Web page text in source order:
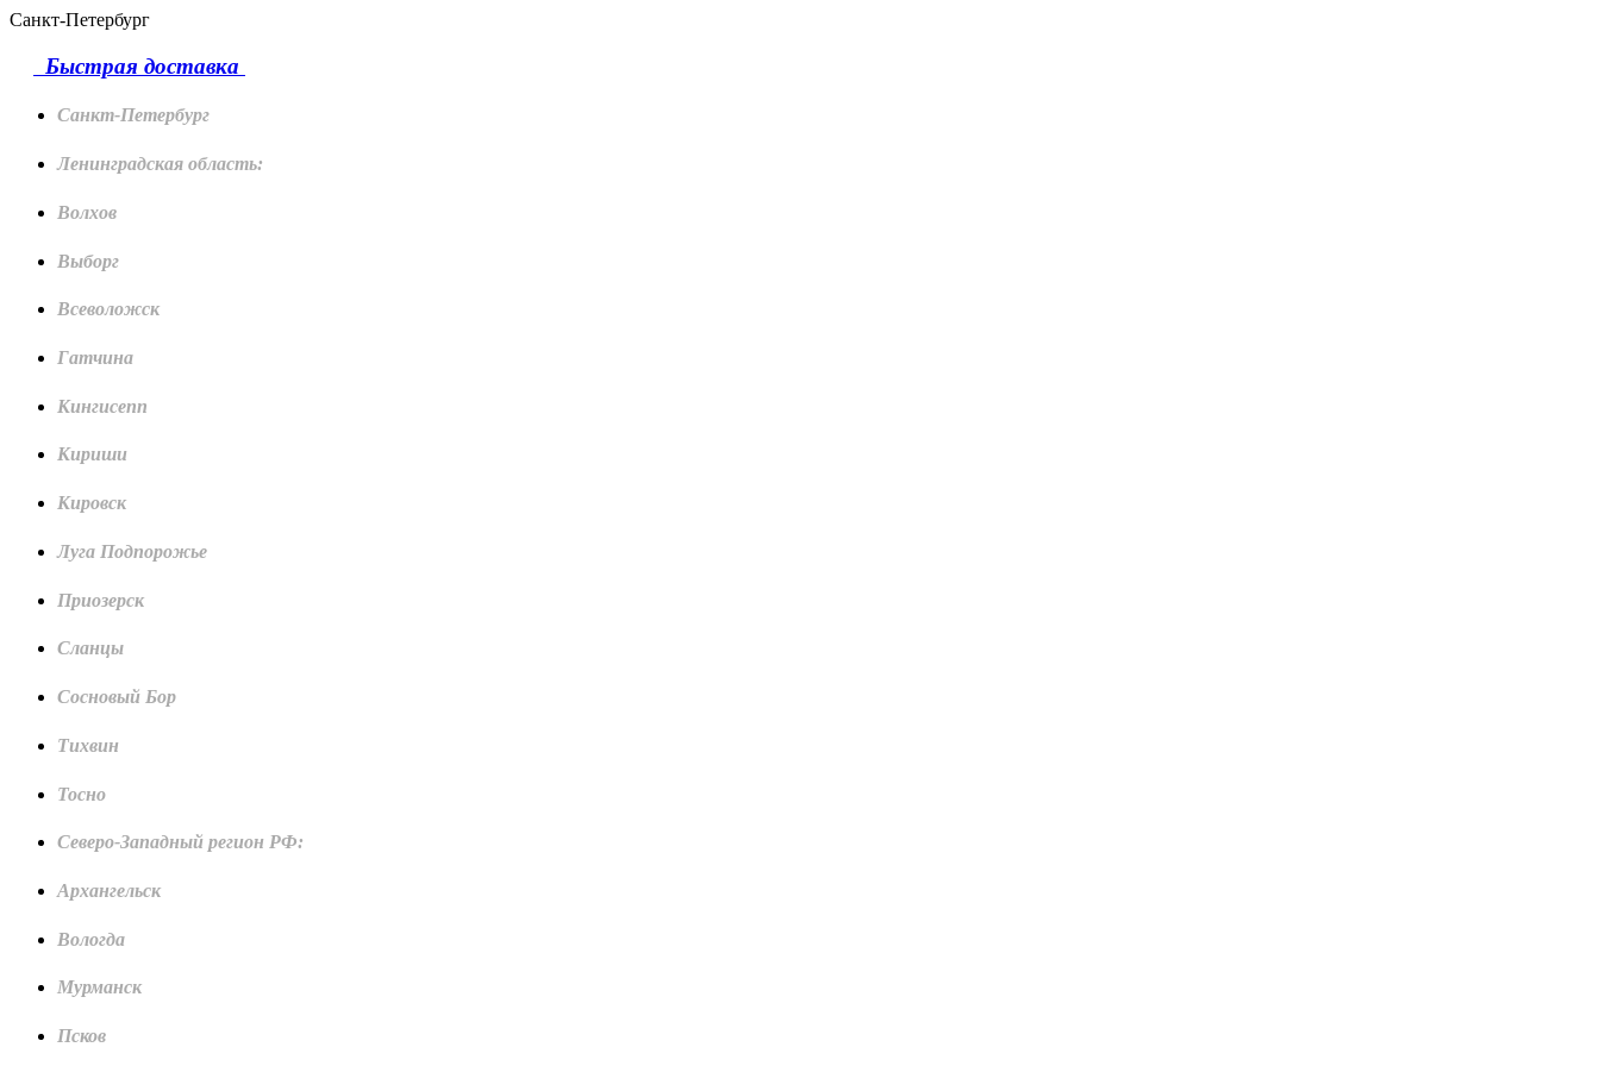
Санкт-Петербург
Быстрая доставка
Санкт-Петербург
Ленинградская область:
Волхов
Выборг
Всеволожск
Гатчина
Кингисепп
Кириши
Кировск
Луга Подпорожье
Приозерск
Сланцы
Сосновый Бор
Тихвин
Тосно
Северо-Западный регион РФ:
Архангельск
Вологда
Мурманск
Псков